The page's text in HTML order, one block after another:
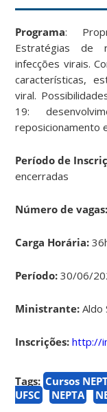
Programa:
Estratégias de
infecções virais.
características,
viral.
19:
reposicionamento
Período de
encerradas
Número de vagas:
Carga Horária:
Período: 30/06/
Ministrante:Aldo
Inscrições:http://
Tags: Cursos
UFSC
NEPTA